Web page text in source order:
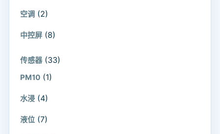
空调 (2)
中控屏 (8)
传感器 (33)
PM10 (1)
水浸 (4)
液位 (7)